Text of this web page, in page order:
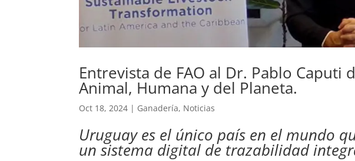
Entrevista de FAO al Dr. Pablo Caputi
Animal, Humana y del Planeta.
Oct 18, 2024 | Ganadería, Noticias
Uruguay es el único país en el mundo
un sistema digital de trazabilidad